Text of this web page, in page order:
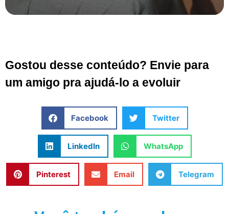
Gostou desse conteúdo? Envie para
um amigo pra ajudá-lo a evoluir
Facebook Twitter
LinkedIn WhatsApp
Pinterest Email Telegram